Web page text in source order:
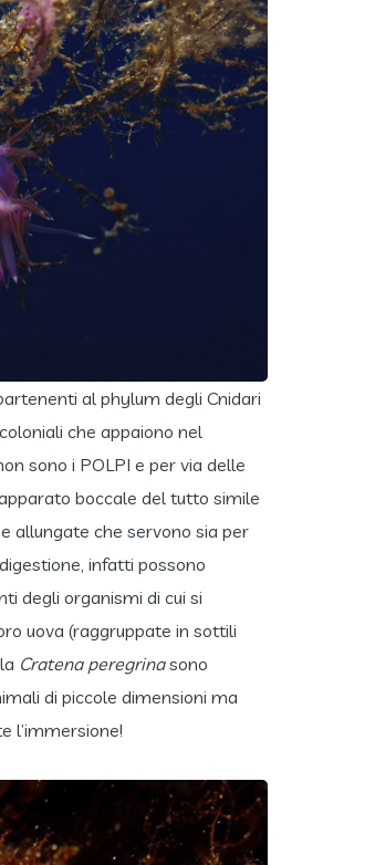
al phylum degli Cnidari
che appaiono nel
sono i POLPI e per via delle
boccale del tutto simile
allungate che servono sia per
infatti possono
degli organismi di cui si
uova (raggruppate in sottili
Cratena peregrinasono
di piccole dimensioni ma
l’immersione!